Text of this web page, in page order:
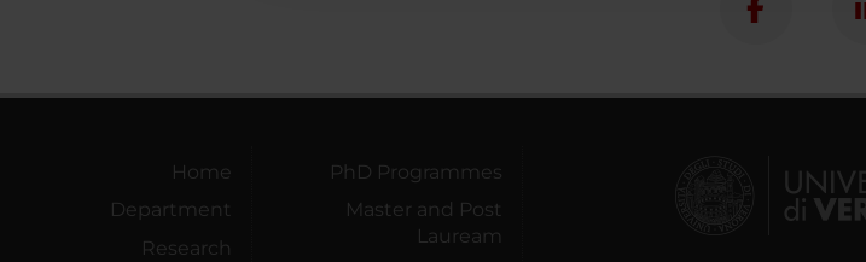
Home
Department
Research
PhD Programmes
Master and Post
Lauream